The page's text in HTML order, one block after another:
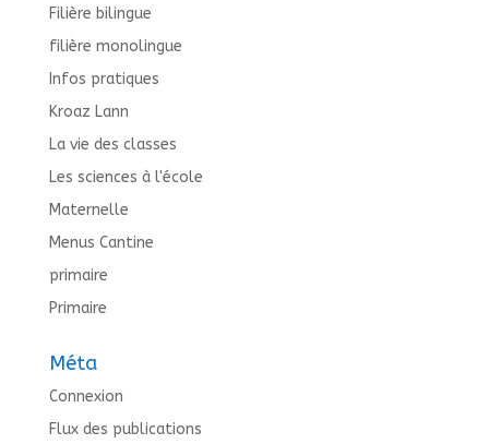
Filière bilingue
filière monolingue
Infos pratiques
Kroaz Lann
La vie des classes
Les sciences à l'école
Maternelle
Menus Cantine
primaire
Primaire
Méta
Connexion
Flux des publications